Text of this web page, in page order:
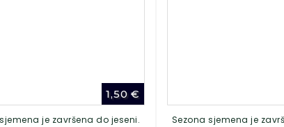
1,50€
je završena do jeseni. Sezona sjemena je